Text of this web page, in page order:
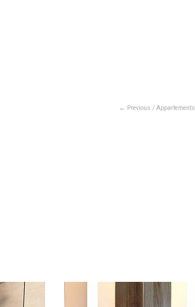
Previous / Appartements